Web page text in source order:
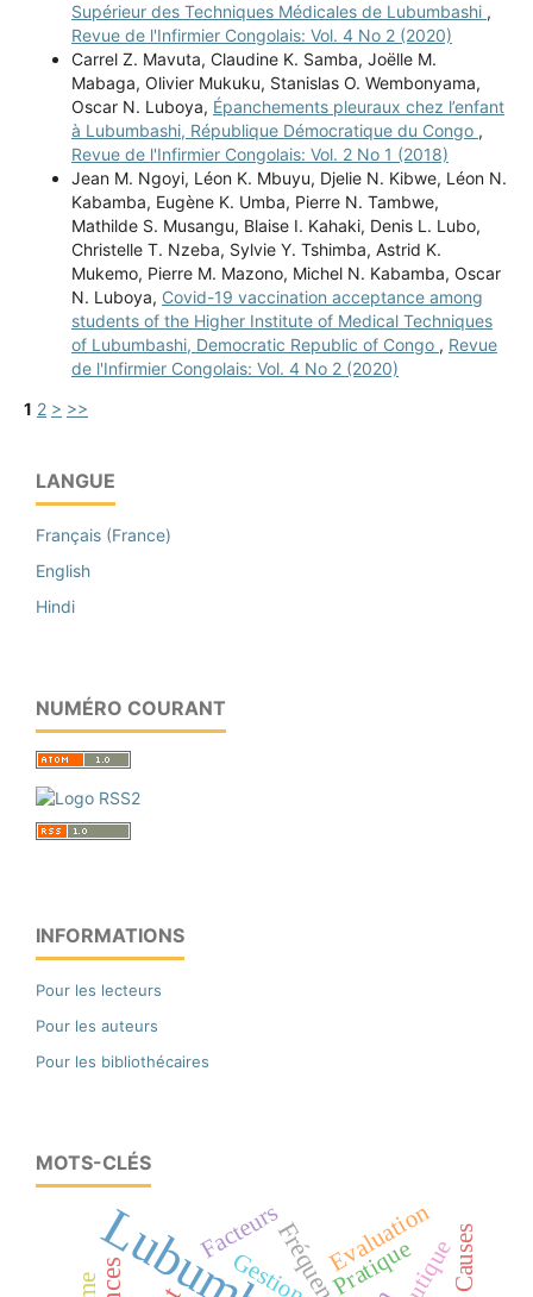
Supérieur des Techniques Médicales de Lubumbashi ,
Revue de l'Infirmier Congolais: Vol. 4 No 2 (2020)
Carrel Z. Mavuta, Claudine K. Samba, Joëlle M.
Mabaga, Olivier Mukuku, Stanislas O. Wembonyama,
Oscar N. Luboya, Épanchements pleuraux chez l’enfant
à Lubumbashi, République Démocratique du Congo ,
Revue de l'Infirmier Congolais: Vol. 2 No 1 (2018)
Jean M. Ngoyi, Léon K. Mbuyu, Djelie N. Kibwe, Léon N.
Kabamba, Eugène K. Umba, Pierre N. Tambwe,
Mathilde S. Musangu, Blaise I. Kahaki, Denis L. Lubo,
Christelle T. Nzeba, Sylvie Y. Tshimba, Astrid K.
Mukemo, Pierre M. Mazono, Michel N. Kabamba, Oscar
N. Luboya, Covid-19 vaccination acceptance among
students of the Higher Institute of Medical Techniques
of Lubumbashi, Democratic Republic of Congo , Revue
de l'Infirmier Congolais: Vol. 4 No 2 (2020)
1 2 > >>
LANGUE
Français (France)
English
Hindi
NUMÉRO COURANT
INFORMATIONS
Pour les lecteurs
Pour les auteurs
Pour les bibliothécaires
MOTS-CLÉS
Fréquence
Facteurs Evaluation
Pratique
Gestion Causes